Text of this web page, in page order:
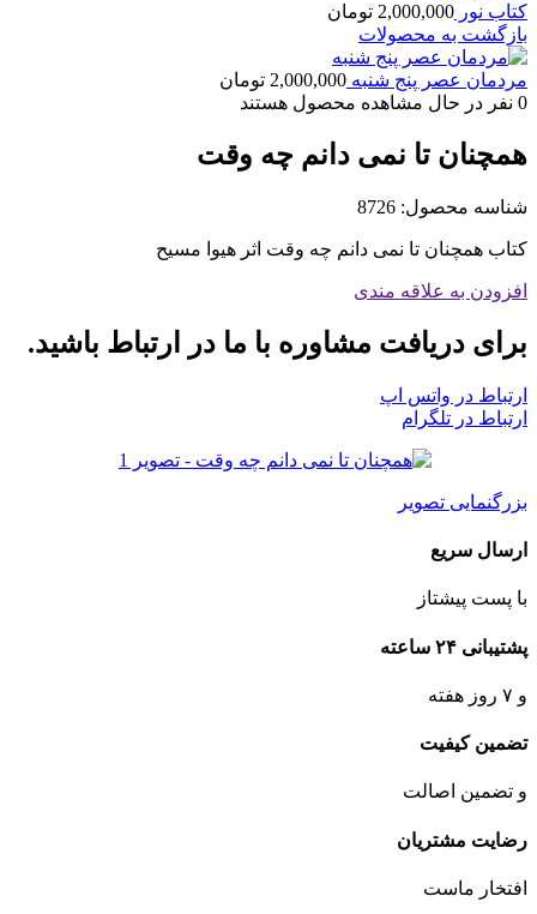
کتاب نور 2,000,000 تومان
بازگشت به محصولات
مردمان عصر پنج شنبه 2,000,000 تومان
0 نفر در حال مشاهده محصول هستند
همچنان تا نمی دانم چه وقت
شناسه محصول: 8726
کتاب همچنان تا نمی دانم چه وقت اثر هیوا مسیح
افزودن به علاقه مندی
برای دریافت مشاوره با ما در ارتباط باشید.
ارتباط در واتس اپ
ارتباط در تلگرام
بزرگنمایی تصویر
ارسال سریع
با پست پیشتاز
پشتیبانی ۲۴ ساعته
و ۷ روز هفته
تضمین کیفیت
و تضمین اصالت
رضایت مشتریان
افتخار ماست